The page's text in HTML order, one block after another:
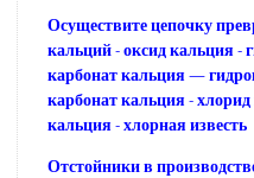
Осуществите цепочку
кальций - оксид кальция -
карбонат кальция —
карбонат кальция -
кальция - хлорная известь
Отстойники в